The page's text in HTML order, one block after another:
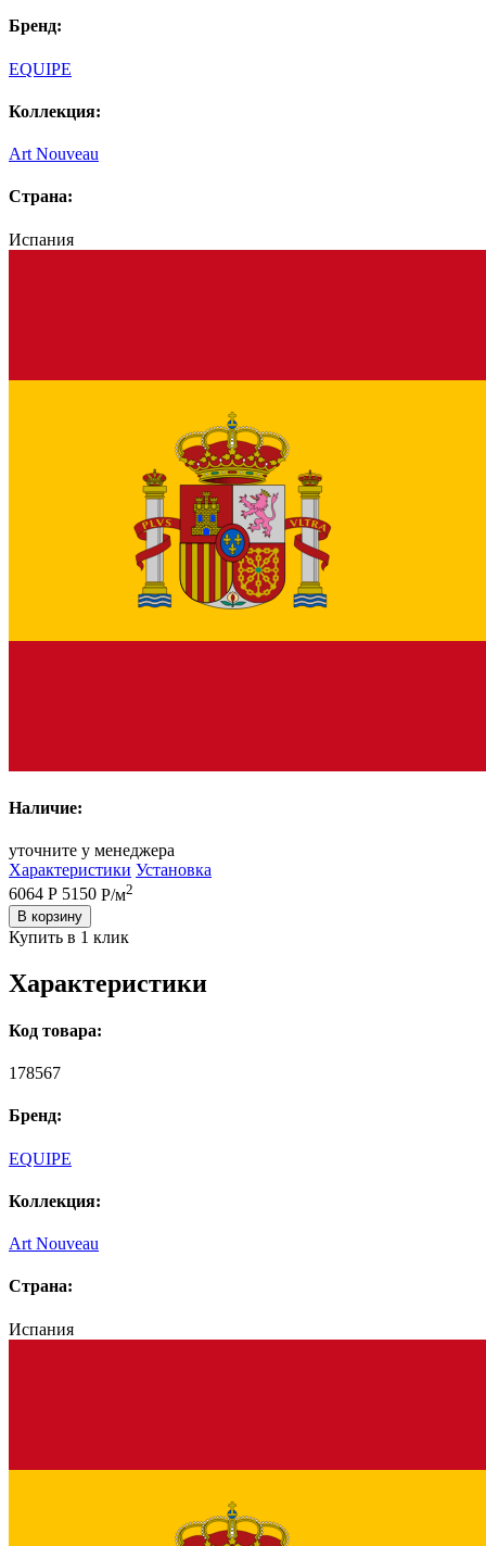
Бренд:
EQUIPE
Коллекция:
Art Nouveau
Страна:
Испания
Наличие:
уточните у менеджера
Характеристики Установка
6064 Р 5150 Р/м2
В корзину
Купить в 1 клик
Характеристики
Код товара:
178567
Бренд:
EQUIPE
Коллекция:
Art Nouveau
Страна:
Испания